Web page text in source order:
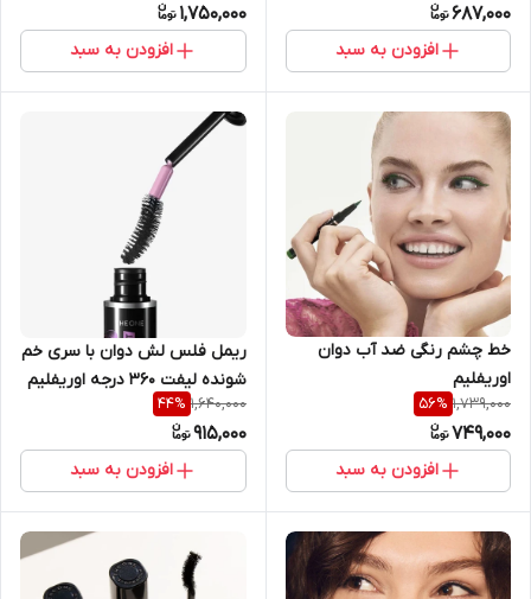
687,000
افزودن به سبد
1,750,000
افزودن به سبد
خط چشم رنگی ضد آب دوان
اوریفلیم
1,739,000
56%
749,000
افزودن به سبد
ریمل فلس لش دوان با سری خم
شونده لیفت 360 درجه اوریفلیم
1,640,000
44%
915,000
افزودن به سبد